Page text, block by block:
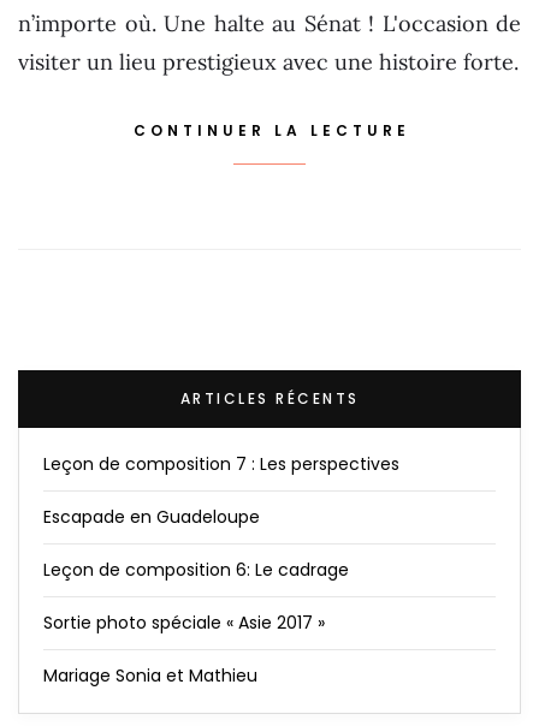
n’importe où. Une halte au Sénat ! L'occasion de
visiter un lieu prestigieux avec une histoire forte.
CONTINUER LA LECTURE
ARTICLES RÉCENTS
Leçon de composition 7 : Les perspectives
Escapade en Guadeloupe
Leçon de composition 6: Le cadrage
Sortie photo spéciale « Asie 2017 »
Mariage Sonia et Mathieu